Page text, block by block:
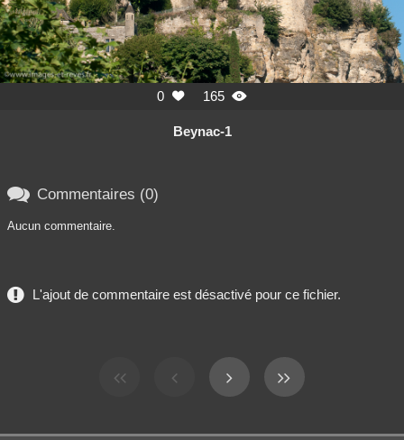
0  165 
Beynac-1
 Commentaires (0)
Aucun commentaire.
L'ajout de commentaire est désactivé pour ce fichier.